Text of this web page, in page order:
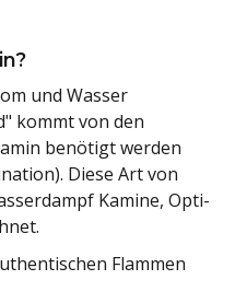
und Wasser
kommt von den
benötigt werden
Diese Art von
Kamine, Opti-
Flammen